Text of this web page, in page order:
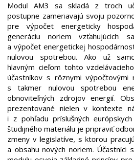
Modul AM3 sa skladá z troch
postupne zameriavajú svoju
pre výpočet energeticky
generáciu noriem vzťahujúcich
a výpočet energetickej
nulovou spotrebou. Ako už
hlavným cieľom tohto
účastníkov s rôznymi
s takmer nulovou spotrebou
obnoviteľných zdrojov energií.
prezentované nielen v kontexte
i z pohľadu príslušných
študijného materiálu je pripraviť
zmeny v legislatíve, s ktorou
a obsahu nových noriem. Účastníci